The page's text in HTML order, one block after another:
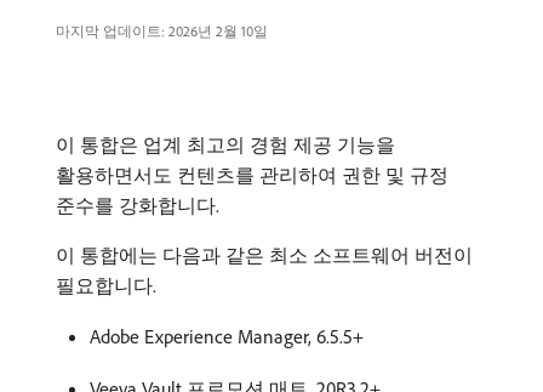
마지막 업데이트: 2026년 2월 10일
이 통합은 업계 최고의 경험 제공 기능을
활용하면서도 컨텐츠를 관리하여 권한 및 규정
준수를 강화합니다.
이 통합에는 다음과 같은 최소 소프트웨어 버전이
필요합니다.
Adobe Experience Manager, 6.5.5+